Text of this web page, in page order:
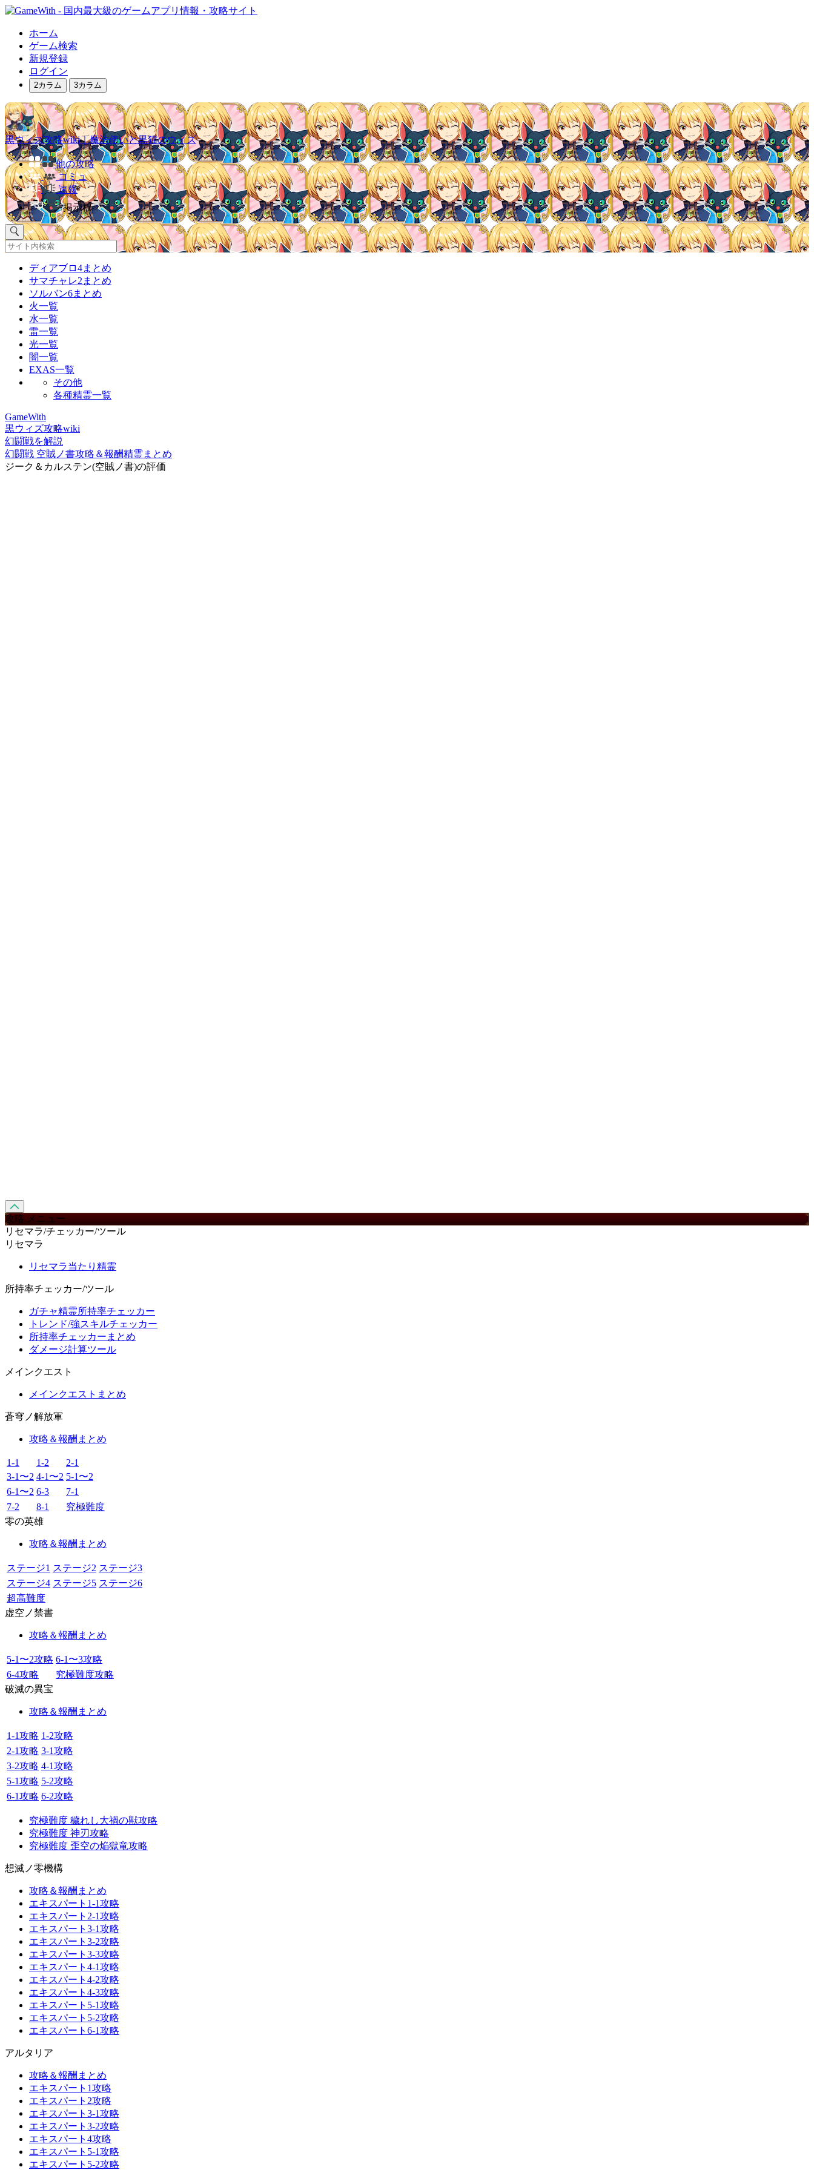
ホーム
ゲーム検索
新規登録
ログイン
2カラム 3カラム
黒ウィズ攻略wiki｜魔法使いと黒猫のウィズ
他の攻略
コミュ
速報
掲示板
ディアブロ4まとめ
サマチャレ2まとめ
ソルバン6まとめ
火一覧
水一覧
雷一覧
光一覧
闇一覧
EXAS一覧
その他
各種精霊一覧
GameWith
黒ウィズ攻略wiki
幻闘戦を解説
幻闘戦 空賊ノ書攻略＆報酬精霊まとめ
ジーク＆カルステン(空賊ノ書)の評価
攻略 メニュー
リセマラ/チェッカー/ツール
リセマラ
リセマラ当たり精霊
所持率チェッカー/ツール
ガチャ精霊所持率チェッカー
トレンド/強スキルチェッカー
所持率チェッカーまとめ
ダメージ計算ツール
メインクエスト
メインクエストまとめ
蒼穹ノ解放軍
攻略＆報酬まとめ
1-1 1-2
2-1
3-1〜2 4-1〜2 5-1〜2
6-1〜2 6-3
7-1
7-2
8-1
究極難度
零の英雄
攻略＆報酬まとめ
ステージ1 ステージ2 ステージ3
ステージ4 ステージ5 ステージ6
超高難度
虚空ノ禁書
攻略＆報酬まとめ
5-1〜2攻略 6-1〜3攻略
6-4攻略
究極難度攻略
破滅の異宝
攻略＆報酬まとめ
1-1攻略 1-2攻略
2-1攻略 3-1攻略
3-2攻略 4-1攻略
5-1攻略 5-2攻略
6-1攻略 6-2攻略
究極難度 穢れし大禍の獣攻略
究極難度 神刃攻略
究極難度 歪空の焔獄竜攻略
想滅ノ零機構
攻略＆報酬まとめ
エキスパート1-1攻略
エキスパート2-1攻略
エキスパート3-1攻略
エキスパート3-2攻略
エキスパート3-3攻略
エキスパート4-1攻略
エキスパート4-2攻略
エキスパート4-3攻略
エキスパート5-1攻略
エキスパート5-2攻略
エキスパート6-1攻略
アルタリア
攻略＆報酬まとめ
エキスパート1攻略
エキスパート2攻略
エキスパート3-1攻略
エキスパート3-2攻略
エキスパート4攻略
エキスパート5-1攻略
エキスパート5-2攻略